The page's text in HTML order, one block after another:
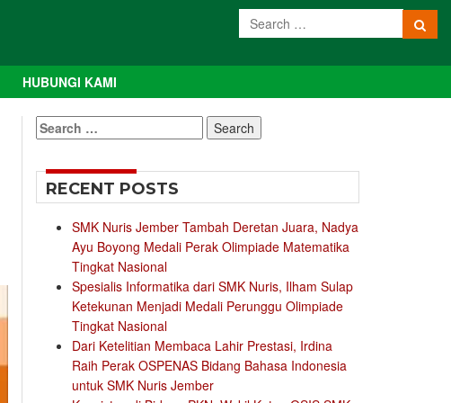
HUBUNGI KAMI
Search
for:
RECENT POSTS
SMK Nuris Jember Tambah Deretan Juara, Nadya
Ayu Boyong Medali Perak Olimpiade Matematika
Tingkat Nasional
Spesialis Informatika dari SMK Nuris, Ilham Sulap
Ketekunan Menjadi Medali Perunggu Olimpiade
Tingkat Nasional
Dari Ketelitian Membaca Lahir Prestasi, Irdina
Raih Perak OSPENAS Bidang Bahasa Indonesia
untuk SMK Nuris Jember